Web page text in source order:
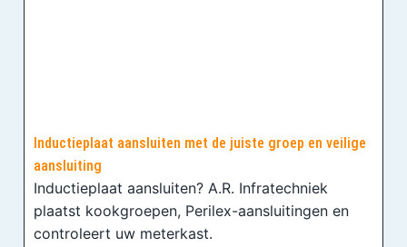
Inductieplaat aansluiten met de juiste groep en veilige
aansluiting
Inductieplaat aansluiten? A.R. Infratechniek
plaatst kookgroepen, Perilex-aansluitingen en
controleert uw meterkast.